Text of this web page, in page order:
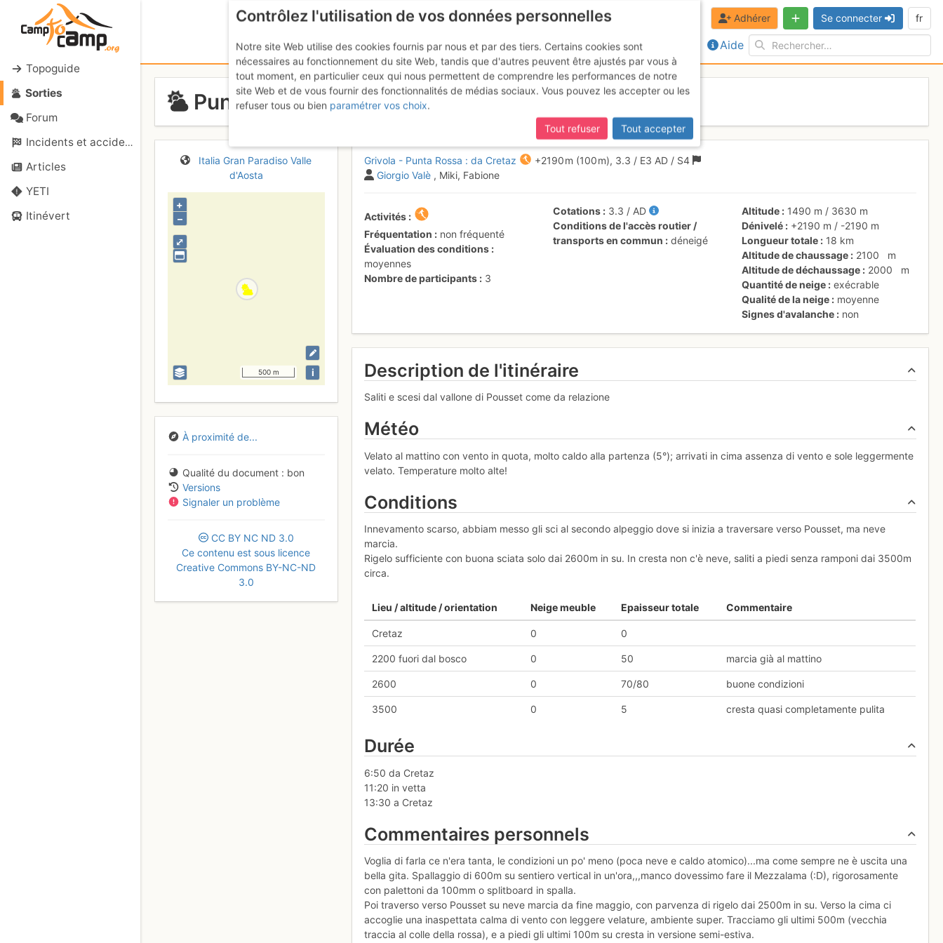
Topoguide
Sorties
Forum
Incidents et accidents
Articles
YETI
Itinévert
Aide
Adhérer Se connecter fr
Punta Rossa della Grivola da Cretaz
Italia Gran Paradiso Valle
d'Aosta
⤢
+
–
500 m i
À proximité de...
Qualité du document
bon
Versions
Signaler un problème
CC BY NC ND 3.0
Ce contenu est sous licence
Creative Commons BY-NC-ND
3.0
Grivola - Punta Rossa : da Cretaz +2190 m (100 m), 3.3 / E3 AD / S4
Giorgio Valè , Miki, Fabione
Activités
Fréquentation
non fréquenté
Évaluation des conditions
moyennes
Nombre de participants
3
Cotations 3.3 / AD
Conditions de l'accès routier /
transports en commun
déneigé
Altitude 1490 m / 3630 m
Dénivelé
+2190 m / -2190 m
Longueur totale
18 km
Altitude de chaussage
2100
m
Altitude de déchaussage
2000
m
Quantité de neige
exécrable
Qualité de la neige
moyenne
Signes d'avalanche
non
Description de l'itinéraire
Saliti e scesi dal vallone di Pousset come da relazione
Météo
Velato al mattino con vento in quota, molto caldo alla partenza (5°); arrivati in cima assenza di vento e sole leggermente
velato. Temperature molto alte!
Conditions
Innevamento scarso, abbiam messo gli sci al secondo alpeggio dove si inizia a traversare verso Pousset, ma neve
marcia.
Rigelo sufficiente con buona sciata solo dai 2600m in su. In cresta non c'è neve, saliti a piedi senza ramponi dai 3500m
circa.
Lieu / altitude / orientation Neige meuble Epaisseur totale Commentaire
Cretaz 0 0
2200 fuori dal bosco 0 50 marcia già al mattino
2600 0 70/80 buone condizioni
3500 0 5 cresta quasi completamente pulita
Durée
6:50 da Cretaz
11:20 in vetta
13:30 a Cretaz
Commentaires personnels
Voglia di farla ce n'era tanta, le condizioni un po' meno (poca neve e caldo atomico)...ma come sempre ne è uscita una
bella gita. Spallaggio di 600m su sentiero vertical in un'ora,,,manco dovessimo fare il Mezzalama (:D), rigorosamente
con palettoni da 100mm o splitboard in spalla.
Poi traverso verso Pousset su neve marcia da fine maggio, con parvenza di rigelo dai 2500m in su. Verso la cima ci
accoglie una inaspettata calma di vento con leggere velature, ambiente super. Tracciamo gli ultimi 500m (vecchia
traccia al colle della rossa), e a piedi gli ultimi 100m su cresta in versione semi-estiva.
Contrôlez l'utilisation de vos données personnelles
Notre site Web utilise des cookies fournis par nous et par des tiers. Certains cookies sont
nécessaires au fonctionnement du site Web, tandis que d'autres peuvent être ajustés par vous à
tout moment, en particulier ceux qui nous permettent de comprendre les performances de notre
site Web et de vous fournir des fonctionnalités de médias sociaux. Vous pouvez les accepter ou les
refuser tous ou bien paramétrer vos choix.
Tout refuser
Tout accepter